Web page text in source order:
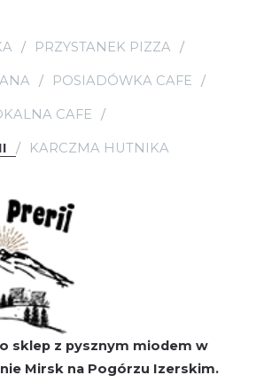
PRZYSTANEK PIZZA
POSIADÓWKA CAFE
CAFE
KARCZMA HUTNIKA
sklep z pysznym miodem w
Mirsk na Pogórzu Izerskim.